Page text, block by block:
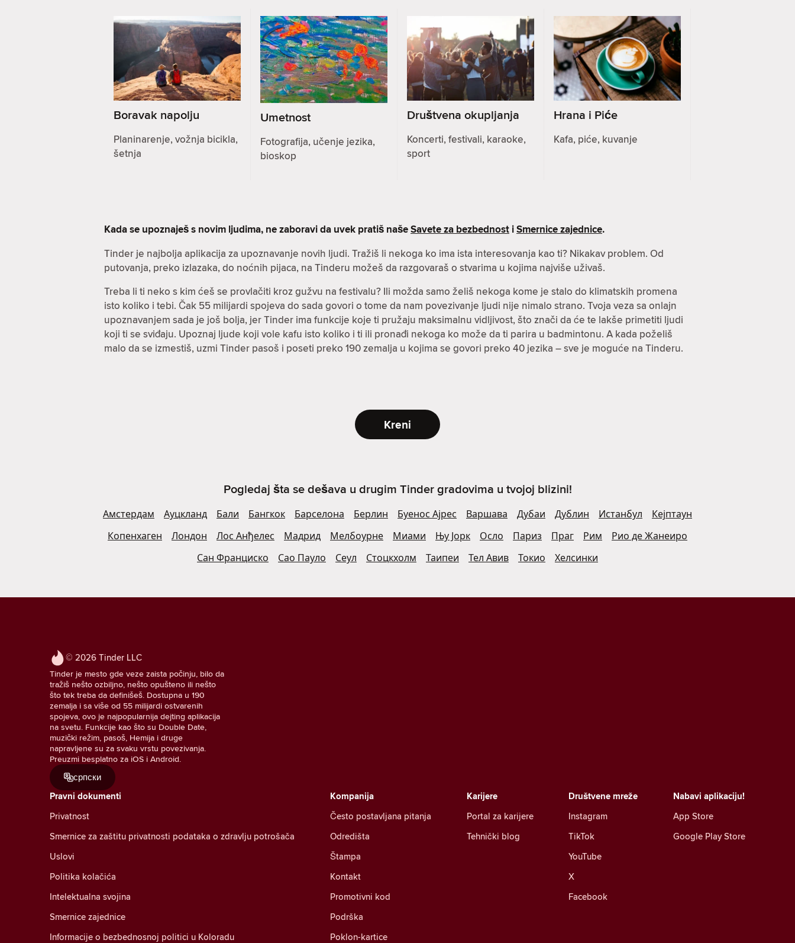
Boravak napolju
Planinarenje, vožnja bicikla,
šetnja
Umetnost
Fotografija, učenje jezika,
bioskop
Društvena okupljanja
Koncerti, festivali, karaoke,
sport
Hrana i Piće
Kafa, piće, kuvanje
Kada se upoznaješ s novim ljudima, ne zaboravi da uvek pratiš našeSavete za bezbednost iSmernice zajednice.
Tinder je najbolja aplikacija za upoznavanje novih ljudi. Tražiš li nekoga ko ima ista interesovanja kao ti? Nikakav problem. Od
putovanja, preko izlazaka, do noćnih pijaca, na Tinderu možeš da razgovaraš o stvarima u kojima najviše uživaš.
Treba li ti neko s kim ćeš se provlačiti kroz gužvu na festivalu? Ili možda samo želiš nekoga kome je stalo do klimatskih promena
isto koliko i tebi. Čak 55 milijardi spojeva do sada govori o tome da nam povezivanje ljudi nije nimalo strano. Tvoja veza sa onlajn
upoznavanjem sada je još bolja, jer Tinder ima funkcije koje ti pružaju maksimalnu vidljivost, što znači da će te lakše primetiti ljudi
koji ti se sviđaju. Upoznaj ljude koji vole kafu isto koliko i ti ili pronađi nekoga ko može da ti parira u badmintonu. A kada poželiš
malo da se izmestiš, uzmi Tinder pasoš i poseti preko 190 zemalja u kojima se govori preko 40 jezika – sve je moguće na Tinderu.
Kreni
Pogledaj šta se dešava u drugim Tinder gradovima u tvojoj blizini!
Амстердам Ауцкланд Бали Бангкок Барселона Берлин Буенос Ајрес Варшава Дубаи Дублин Истанбул
Кејптаун
Копенхаген
Лондон Лос Анђелес Мадрид Мелбоурне Миами Њу Јорк Осло Париз Праг Рим
Рио де Жанеиро
Сан Франциско
Сао Пауло Сеул Стоцкхолм Таипеи Тел Авив Токио Хелсинки
© 2026 Tinder LLC
Tinder je mesto gde veze zaista počinju, bilo da
tražiš nešto ozbiljno, nešto opušteno ili nešto
što tek treba da definišeš. Dostupna u 190
zemalja i sa više od 55 milijardi ostvarenih
spojeva, ovo je najpopularnija dejting aplikacija
na svetu. Funkcije kao što su Double Date,
muzički režim, pasoš, Hemija i druge
napravljene su za svaku vrstu povezivanja.
Preuzmi besplatno za iOS i Android.
српски
Društvene mreže
Instagram
TikTok
YouTube
X
Facebook
Pravni dokumenti
Privatnost
Smernice za zaštitu privatnosti podataka o zdravlju potrošača
Uslovi
Politika kolačića
Intelektualna svojina
Smernice zajednice
Informacije o bezbednosnoj politici u Koloradu
Karijere
Portal za karijere
Tehnički blog
Kompanija
Često postavljana pitanja
Odredišta
Štampa
Kontakt
Promotivni kod
Podrška
Poklon-kartice
Nabavi aplikaciju!
App Store
Google Play Store